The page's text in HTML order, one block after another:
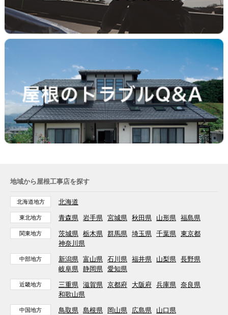
地域から屋根工事店を探す
北海道地方 北海道
東北地方 青森県 岩手県 宮城県 秋田県 山形県 福島県
関東地方 茨城県 栃木県 群馬県 埼玉県 千葉県 東京都
神奈川県
中部地方 新潟県 富山県 石川県 福井県 山梨県 長野県
岐阜県 静岡県 愛知県
近畿地方 三重県 滋賀県 京都府 大阪府 兵庫県 奈良県
和歌山県
中国地方 鳥取県 島根県 岡山県 広島県 山口県